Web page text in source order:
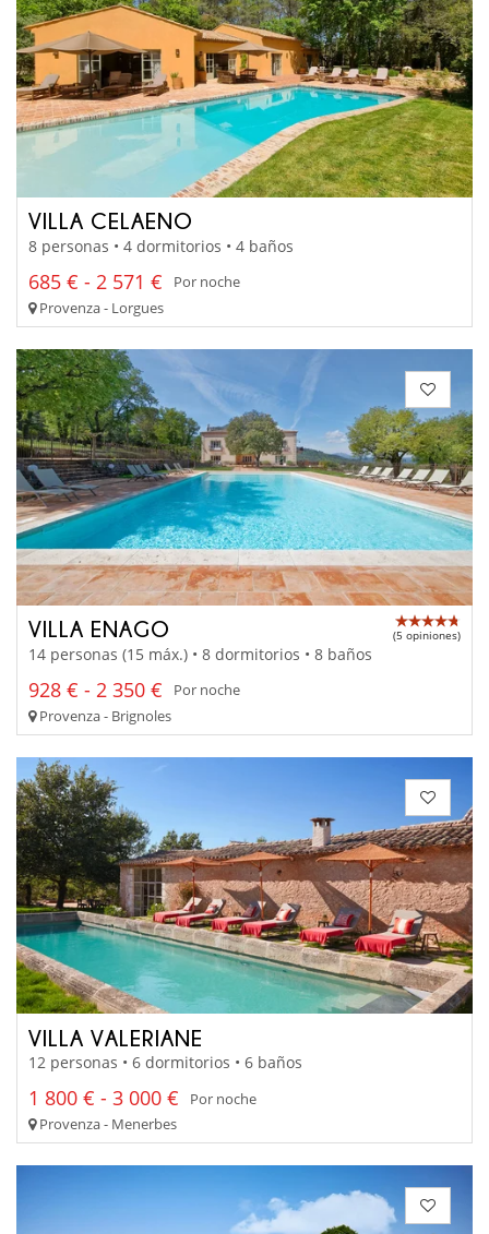
VILLA CELAENO
8 personas • 4 dormitorios • 4 baños
685 € - 2 571 €
Por noche
Provenza - Lorgues
VILLA ENAGO (5 opiniones)
14 personas (15 máx.) • 8 dormitorios • 8 baños
928 € - 2 350 €
Por noche
Provenza - Brignoles
VILLA VALERIANE
12 personas • 6 dormitorios • 6 baños
1 800 € - 3 000 €
Por noche
Provenza - Menerbes